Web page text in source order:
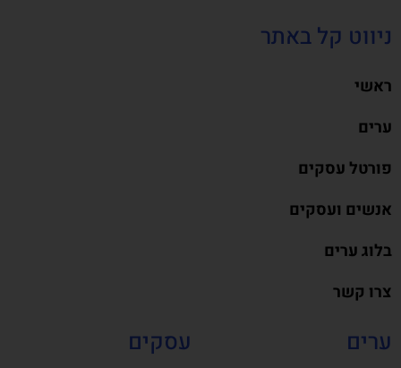
ניווט קל באתר
ראשי
ערים
פורטל עסקים
אנשים ועסקים
בלוג ערים
צרו קשר
ערים עסקים